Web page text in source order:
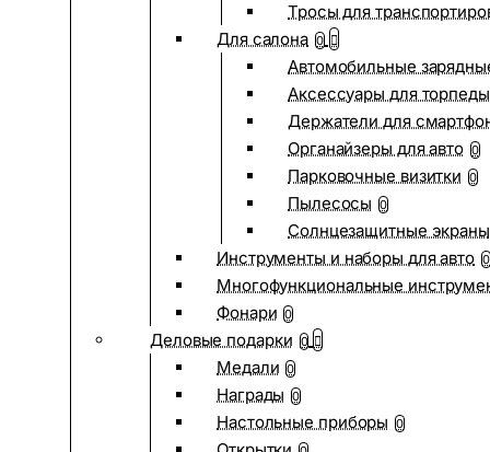
Тросы для
Для салона 0
Автомобильные
Аксессуары для
Держатели для
Органайзеры для авто 0
Парковочные визитки 0
Пылесосы 0
Солнцезащитные экраны
Инструменты и наборы для авто 0
Многофункциональные
Фонари 0
Деловые подарки 0
Медали 0
Награды 0
Настольные приборы 0